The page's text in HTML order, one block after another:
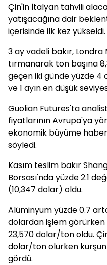
Çin'in İtalyan tahvili
yatışacağına dair
içerisinde ilk kez
3 ay vadeli bakır, Londra
tırmanarak ton başına
geçen iki günde yüzde 4
ve 1 ayın en düşük
Guolian Futures'ta
fiyatlarının Avrupa'ya
ekonomik büyüme
söyledi.
Kasım teslim bakır
Borsası'nda yüzde 2.1
(10,347 dolar) oldu.
Alüminyum yüzde 0.7
dolardan işlem görürken
23,570 dolar/ton oldu.
dolar/ton olurken
gördü.